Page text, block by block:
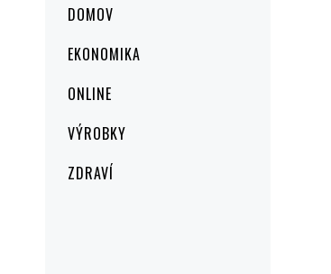
DOMOV
EKONOMIKA
ONLINE
VÝROBKY
ZDRAVÍ